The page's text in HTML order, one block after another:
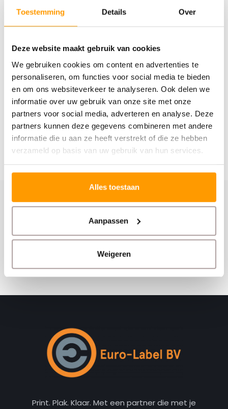
Toestemming Details Over
Deze website maakt gebruik van cookies
We gebruiken cookies om content en advertenties te
personaliseren, om functies voor social media te bieden
en om ons websiteverkeer te analyseren. Ook delen we
informatie over uw gebruik van onze site met onze
partners voor social media, adverteren en analyse. Deze
partners kunnen deze gegevens combineren met andere
informatie die u aan ze heeft verstrekt of die ze hebben
verzameld op basis van uw gebruik van hun services.
Alles toestaan
Aanpassen
Weigeren
Honeywell scanners altijd klaar zijn om te scannen!
Specificaties
Reviews
Gerelateerde producten
Schrijf je hier in voor onze nieuwsbrief
Ontvang onze nieuwste aanbiedingen en
kortingscodes
Print. Plak. Klaar. Met een partner die met je